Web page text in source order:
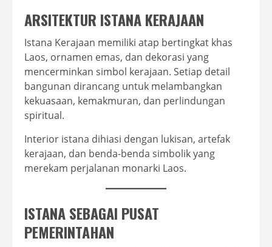
ARSITEKTUR ISTANA KERAJAAN
Istana Kerajaan memiliki atap bertingkat khas
Laos, ornamen emas, dan dekorasi yang
mencerminkan simbol kerajaan. Setiap detail
bangunan dirancang untuk melambangkan
kekuasaan, kemakmuran, dan perlindungan
spiritual.
Interior istana dihiasi dengan lukisan, artefak
kerajaan, dan benda-benda simbolik yang
merekam perjalanan monarki Laos.
ISTANA SEBAGAI PUSAT
PEMERINTAHAN